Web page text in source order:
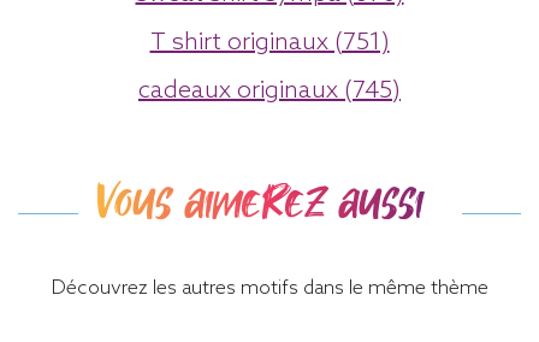
T shirt originaux (751)
cadeaux originaux (745)
Vous aimerez aussi
Découvrez les autres motifs dans le même thème